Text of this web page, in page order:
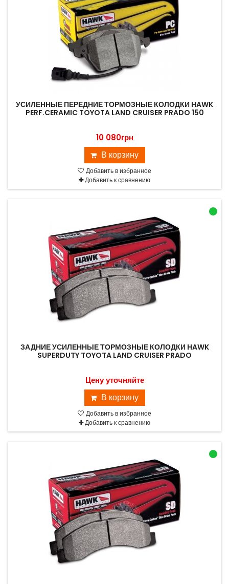
УСИЛЕННЫЕ ПЕРЕДНИЕ ТОРМОЗНЫЕ КОЛОДКИ HAWK
PERF.CERAMIC TOYOTA LAND CRUISER PRADO 150
10 080грн
В корзину
Добавить в избранное
Добавить к сравнению
ЗАДНИЕ УСИЛЕННЫЕ ТОРМОЗНЫЕ КОЛОДКИ HAWK
SUPERDUTY TOYOTA LAND CRUISER PRADO
Цену уточняйте
В корзину
Добавить в избранное
Добавить к сравнению